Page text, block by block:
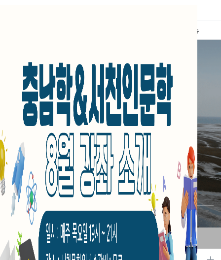
전체메뉴
아름다운 자연을
보존하는, 서천
서천문화원에서 서천의 문화와 소식들을
금강하굿둑철새도래지
유부도와 서천갯벌
한산모시마을
02 / 03